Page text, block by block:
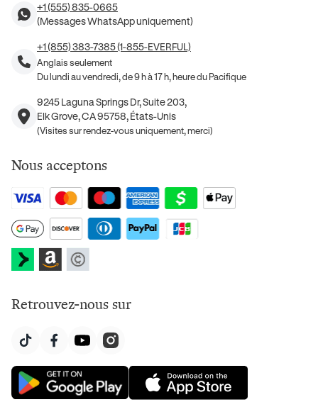
+1 (555) 835-0665
(Messages WhatsApp uniquement)
+1 (855) 383-7385 (1-855-EVERFUL)
Anglais seulement
Du lundi au vendredi, de 9 h à 17 h, heure du Pacifique
9245 Laguna Springs Dr, Suite 203,
Elk Grove, CA 95758, États-Unis
(Visites sur rendez-vous uniquement, merci)
Nous acceptons
Retrouvez-nous sur